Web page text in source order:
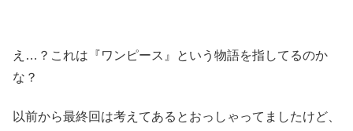
え…？これは『ワンピース』という物語を指してるのか
な？
以前から最終回は考えてあるとおっしゃってましたけど、